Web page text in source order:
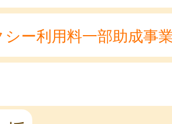
ー利用料一部助成事